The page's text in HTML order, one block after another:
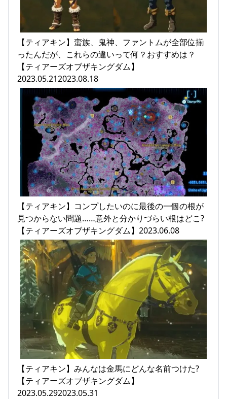
【ティアキン】蛮族、鬼神、ファントムが全部位揃
ったんだが、これらの違いって何？おすすめは？
【ティアーズオブザキングダム】
2023.05.212023.08.18
【ティアキン】コンプしたいのに最後の一個の根が
見つからない問題……意外と分かりづらい根はどこ?
【ティアーズオブザキングダム】2023.06.08
【ティアキン】みんなは金馬にどんな名前つけた?
【ティアーズオブザキングダム】
2023.05.292023.05.31